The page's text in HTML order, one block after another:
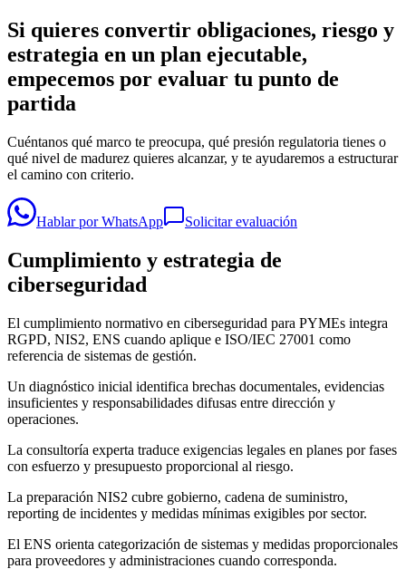
Si quieres convertir obligaciones, riesgo y
estrategia en un plan ejecutable,
empecemos por evaluar tu punto de
partida
Cuéntanos qué marco te preocupa, qué presión regulatoria tienes o
qué nivel de madurez quieres alcanzar, y te ayudaremos a estructurar
el camino con criterio.
Hablar por WhatsApp Solicitar evaluación
Cumplimiento y estrategia de
ciberseguridad
El cumplimiento normativo en ciberseguridad para PYMEs integra
RGPD, NIS2, ENS cuando aplique e ISO/IEC 27001 como
referencia de sistemas de gestión.
Un diagnóstico inicial identifica brechas documentales, evidencias
insuficientes y responsabilidades difusas entre dirección y
operaciones.
La consultoría experta traduce exigencias legales en planes por fases
con esfuerzo y presupuesto proporcional al riesgo.
La preparación NIS2 cubre gobierno, cadena de suministro,
reporting de incidentes y medidas mínimas exigibles por sector.
El ENS orienta categorización de sistemas y medidas proporcionales
para proveedores y administraciones cuando corresponda.